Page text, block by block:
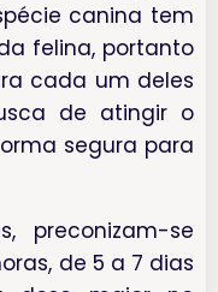
canina tem
felina, portanto
cada um deles
de atingir o
segura para
preconizam-se
de 5 a 7 dias